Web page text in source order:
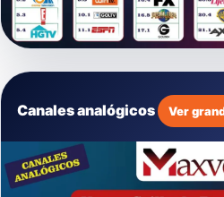
Canales analógicos Ver